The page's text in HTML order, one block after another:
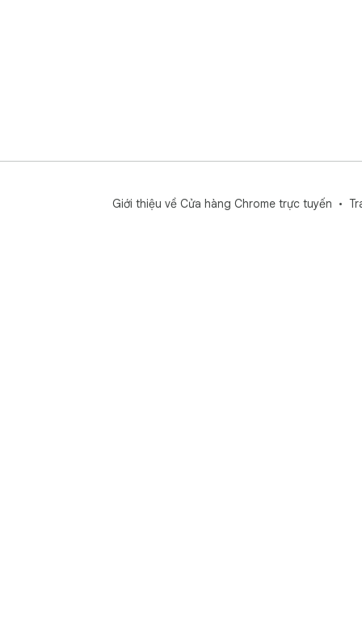
Giới thiệu về Cửa hàng Chrome trực tuyến